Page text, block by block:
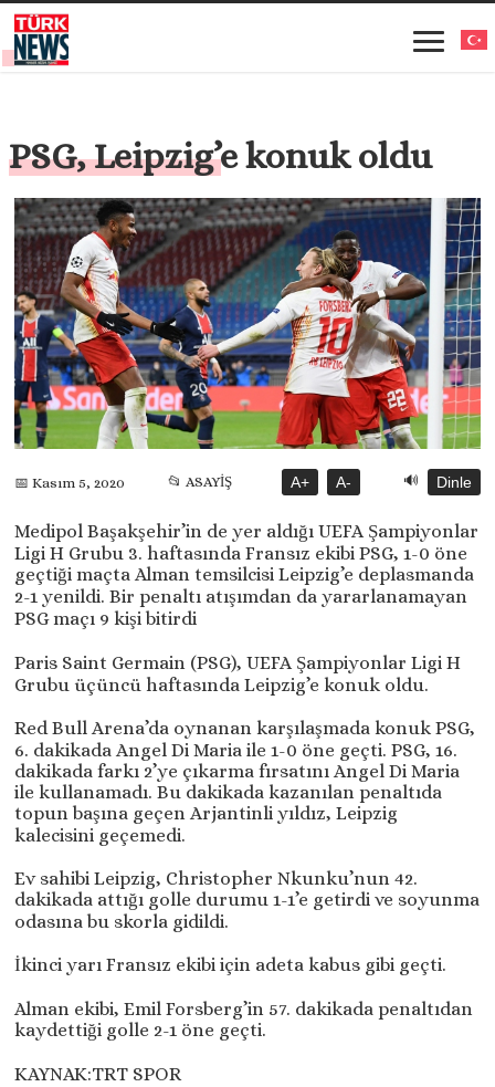
PSG, Leipzig’e konuk oldu
📅 Kasım 5, 2020 📂 ASAYİŞ A+ A- 🔊 Dinle
Medipol Başakşehir’in de yer aldığı UEFA Şampiyonlar
Ligi H Grubu 3. haftasında Fransız ekibi PSG, 1-0 öne
geçtiği maçta Alman temsilcisi Leipzig’e deplasmanda
2-1 yenildi. Bir penaltı atışımdan da yararlanamayan
PSG maçı 9 kişi bitirdi
Paris Saint Germain (PSG), UEFA Şampiyonlar Ligi H
Grubu üçüncü haftasında Leipzig’e konuk oldu.
Red Bull Arena’da oynanan karşılaşmada konuk PSG,
6. dakikada Angel Di Maria ile 1-0 öne geçti. PSG, 16.
dakikada farkı 2’ye çıkarma fırsatını Angel Di Maria
ile kullanamadı. Bu dakikada kazanılan penaltıda
topun başına geçen Arjantinli yıldız, Leipzig
kalecisini geçemedi.
Ev sahibi Leipzig, Christopher Nkunku’nun 42.
dakikada attığı golle durumu 1-1’e getirdi ve soyunma
odasına bu skorla gidildi.
İkinci yarı Fransız ekibi için adeta kabus gibi geçti.
Alman ekibi, Emil Forsberg’in 57. dakikada penaltıdan
kaydettiği golle 2-1 öne geçti.
KAYNAK:TRT SPOR